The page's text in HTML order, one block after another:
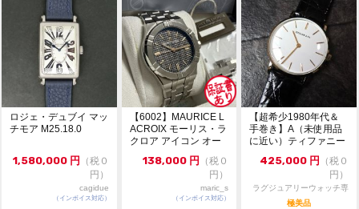
※詳細は店舗まで問い合わせください
【買取・下取り】
値段が知りたいだけなどお気軽にご連絡くさだい
下取りもお任せください。
【LINE査定】最短５分査定!!
ID⇒＠243yutff
写真を送って頂ければ金額をすぐにご提示致します。
【無金利・低金利ローン】
ブランド館心斎橋店にて無金利ローンも承っておりま
お電話、メールでのお問い合わせも承ります。
ロジェ・デュブイ マッ
チモア M25.18.0
1,580,000 円
（税０
円）
cagidue
（インボイス対応）
【6002】MAURICE L
ACROIX モーリス・ラ
クロア アイコン オー
138,000 円
（税０
円）
maric_s
（インボイス対応）
【超希少1980年代＆
手巻き】A（未使用品
に近い）ティファニー
425,000 円
（税０
円）
ラグジュアリーウォッチ専
門店：R/M
極美品